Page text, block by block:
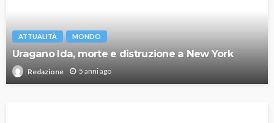
ATTUALITÀ MONDO
Uragano Ida, morte e distruzione a New York
Redazione 5 anni ago